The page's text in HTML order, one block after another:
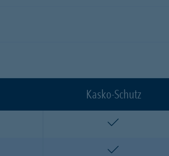
Kasko-Schutz